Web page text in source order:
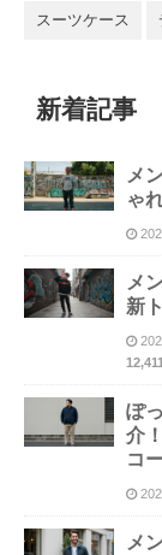
スーツケース
新着記事
メ
ゃ
メ
新
12,411
ぽ
介
コ
メ